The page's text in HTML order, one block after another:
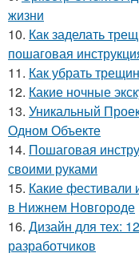
жизни
10. Как заделать
пошаговая
11. Как убрать
12. Какие ночные
13. Уникальный
Одном Объекте
14. Пошаговая
своими руками
15. Какие фестивали
в Нижнем Новгороде
16. Дизайн для тех:
разработчиков